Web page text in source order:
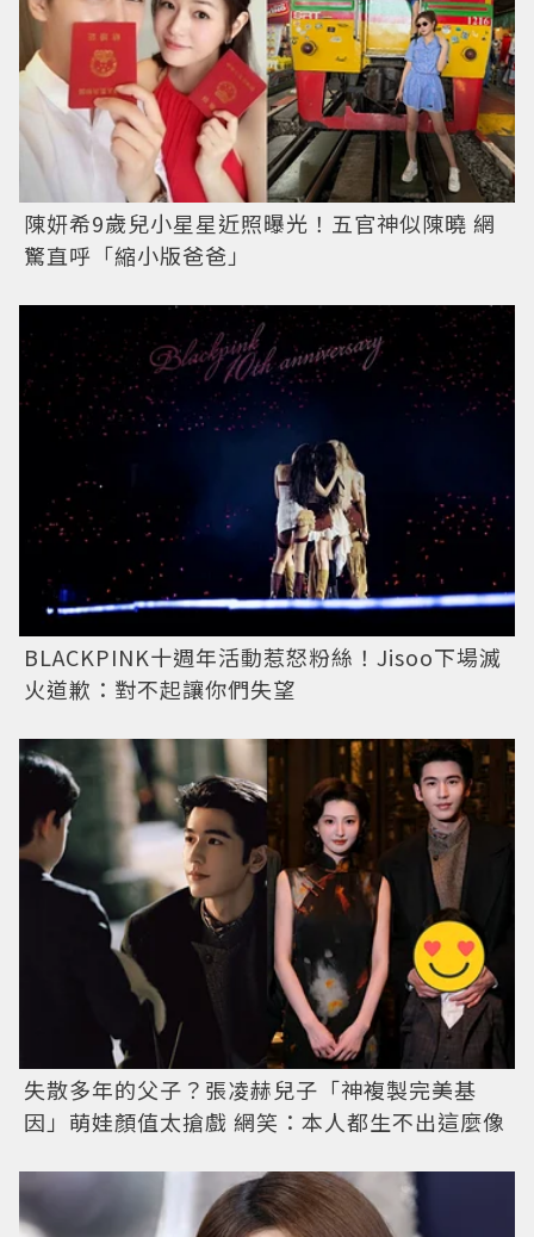
陳妍希9歲兒小星星近照曝光！五官神似陳曉 網
驚直呼「縮小版爸爸」
BLACKPINK十週年活動惹怒粉絲！Jisoo下場滅
火道歉：對不起讓你們失望
失散多年的父子？張凌赫兒子「神複製完美基
因」萌娃顏值太搶戲 網笑：本人都生不出這麼像